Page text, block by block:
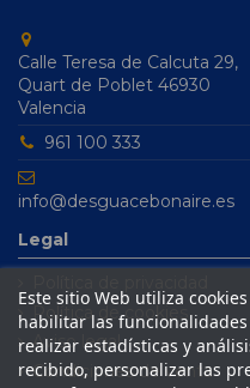
Calle Teresa de Calcuta 29,
Quart de Poblet 46930
Valencia
961 100 333
info@desguacebonaire.es
Legal
Política de cookies
Aviso legal
Condiciones de venta
Este sitio Web utiliza
habilitar las
realizar estadísticas y
recibido, personalizar las